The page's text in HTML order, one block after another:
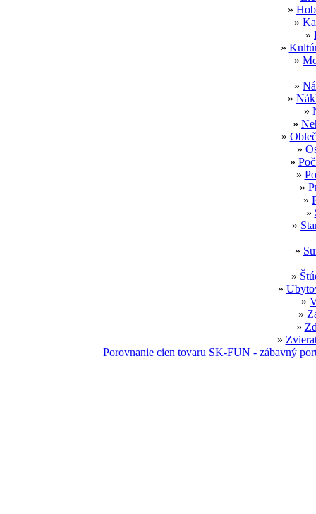
»
»
»
»
»
»
»
»
»
»
»
»
»
»
»
»
»
»
»
»
»
»
»
»
Porovnanie cien tovaru SK-FUN - zábavný